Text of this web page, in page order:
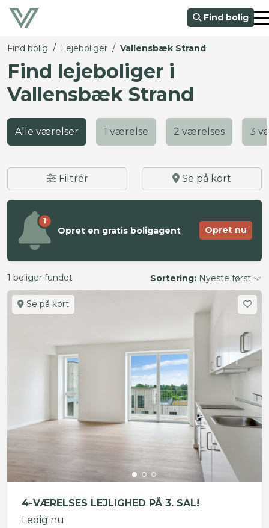
Find bolig
Find bolig / Lejeboliger / Vallensbæk Strand
Find lejeboliger i
Vallensbæk Strand
Alle værelser 1 værelse 2 værelses 3
Filtrér Se på kort
1
Opret en gratis boligagent Opret nu
1 boliger fundet Sortering: Nyeste først
Se på kort
4-VÆRELSES LEJLIGHED PÅ 3. SAL!
Ledig nu